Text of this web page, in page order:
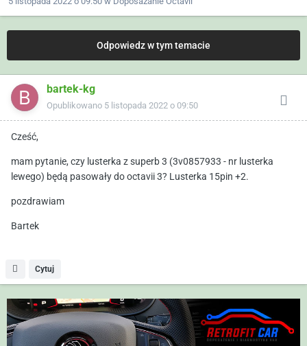
Odpowiedz w tym temacie
bartek-kg
Opublikowano 5 listopada 2022 o 09:50
Cześć,
mam pytanie, czy lusterka z superb 3 (3v0857933 - nr lusterka
lewego) będą pasowały do octavii 3? Lusterka 15pin +2.
pozdrawiam
Bartek
Cytuj